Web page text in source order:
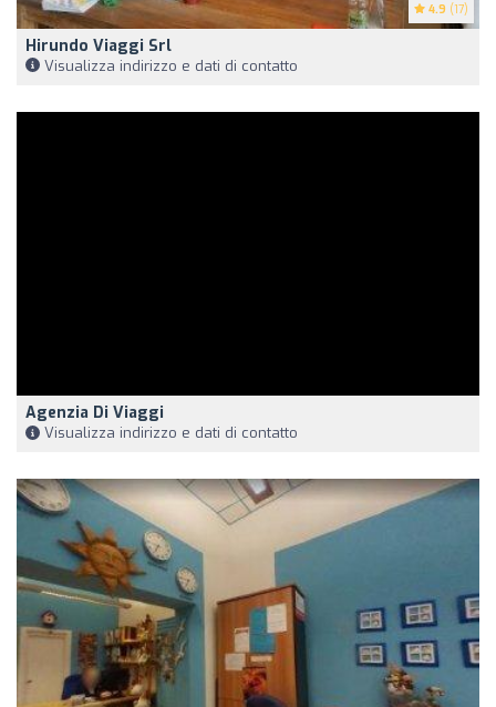
4.9 (17)
Hirundo Viaggi Srl
Visualizza indirizzo e dati di contatto
Agenzia Di Viaggi
Visualizza indirizzo e dati di contatto